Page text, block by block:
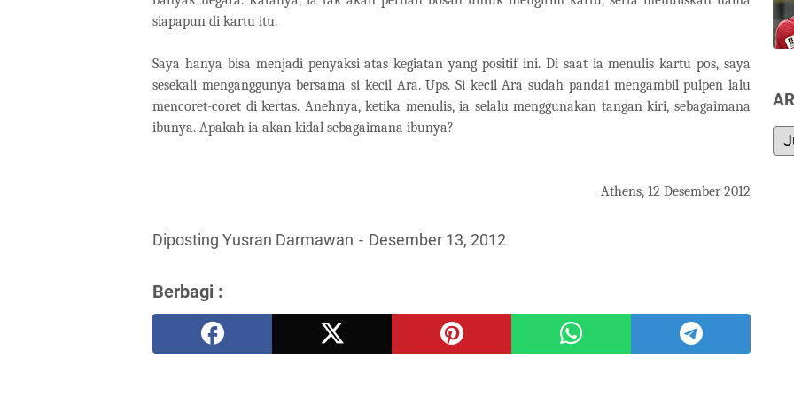
siapapun di kartu itu.
Saya hanya bisa menjadi penyaksi atas kegiatan yang positif ini. Di saat ia menulis kartu pos, saya
sesekali menganggunya bersama si kecil Ara. Ups. Si kecil Ara sudah pandai mengambil pulpen lalu
mencoret-coret di kertas. Anehnya, ketika menulis, ia selalu menggunakan tangan kiri, sebagaimana
ibunya. Apakah ia akan kidal sebagaimana ibunya?
Athens, 12 Desember 2012
Diposting Yusran Darmawan Desember 13, 2012
Berbagi :